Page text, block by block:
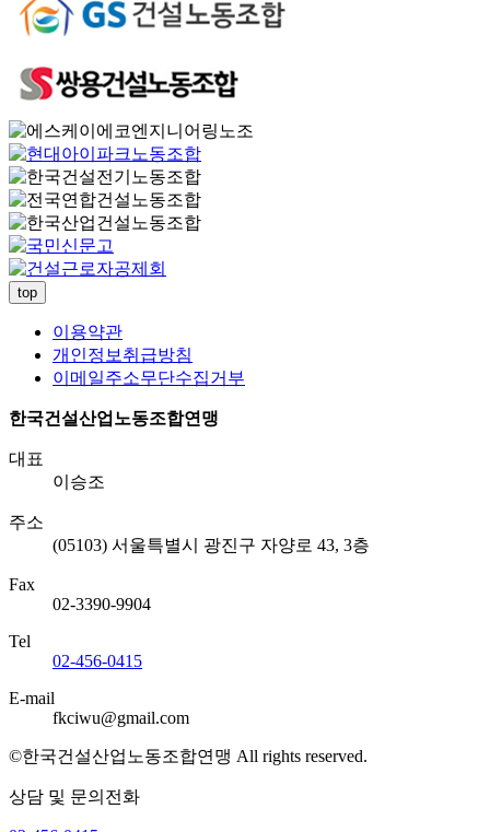
top
이용약관
개인정보취급방침
이메일주소무단수집거부
한국건설산업노동조합연맹
대표
이승조
주소
(05103) 서울특별시 광진구 자양로 43, 3층
Fax
02-3390-9904
Tel
02-456-0415
E-mail
fkciwu@gmail.com
©한국건설산업노동조합연맹 All rights reserved.
상담 및 문의전화